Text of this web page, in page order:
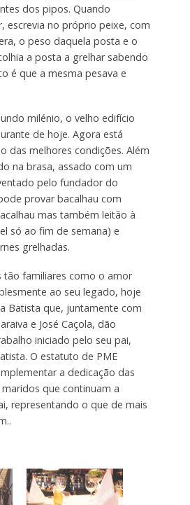
dos pipos. Quando
escrevia no próprio peixe, com
o peso daquela posta e o
a posta a grelhar sabendo
é que a mesma pesava e
milénio, o velho edifício
de hoje. Agora está
das melhores condições. Além
na brasa, assado com um
pelo fundador do
provar bacalhau com
mas também leitão à
só ao fim de semana) e
grelhadas.
tão familiares como o amor
ao seu legado, hoje
Batista que, juntamente com
e José Caçola, dão
iniciado pelo seu pai,
O estatuto de PME
a dedicação das
que continuam a
representando o que de mais